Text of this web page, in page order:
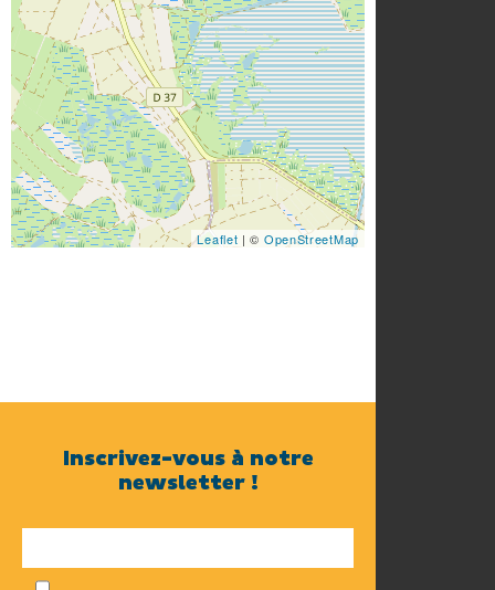
Leaflet | © OpenStreetMap
Inscrivez-vous à notre
newsletter !